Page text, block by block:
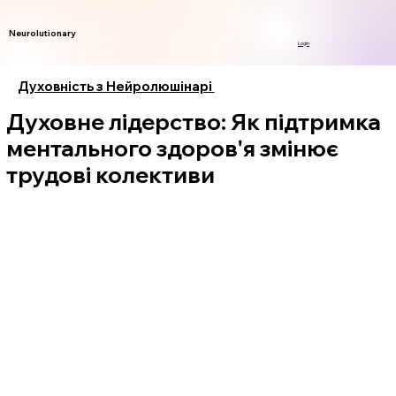
Neurolutionary
Login
Духовність з Нейролюшінарі
Духовне лідерство: Як підтримка
ментального здоров'я змінює
трудові колективи